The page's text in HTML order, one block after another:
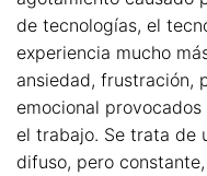
de tecnologías, el
experiencia mucho
ansiedad, frustración,
emocional
el trabajo. Se trata de
difuso, pero